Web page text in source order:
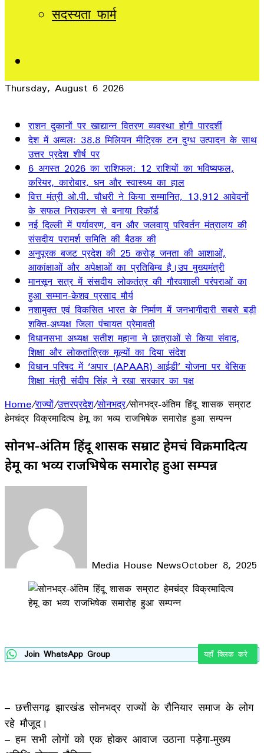
सदस्यता फार्म
Thursday, August 6 2026
राशन दुकानों पर खाद्यान्न वितरण व्यवस्था होगी पारदर्शी
देश में अव्वलः 38.8 मिलियन मीट्रिक टन दुग्ध उत्पादन के साथ
उत्तर प्रदेश शीर्ष पर
6 अगस्त 2026 का राशिफल: 12 राशियों का भविष्यफल,
करियर, कारोबार, धन और स्वास्थ्य का हाल
वित्त मंत्री ओ.पी. चौधरी ने किया सम्मानित, 13,912 आवेदनों
के सफल निराकरण से बनाया रिकॉर्ड
नई दिल्ली में पर्यावरण, वन और जलवायु परिवर्तन मंत्रालय की
संसदीय परामर्श समिति की बैठक की
अनुपूरक बजट प्रदेश की 25 करोड़ जनता की आशाओं,
आकांक्षाओं और अपेक्षाओं का प्रतिबिम्ब है।उप मुख्यमंत्री
मानसून सत्र में संसदीय लोकतंत्र की गौरवशाली परंपराओं का
हुआ सम्मान-केशव प्रसाद मौर्य
नशामुक्त एवं विकसित भारत के निर्माण में जनभागीदारी सबसे बड़ी
शक्ति-अध्यक्ष जिला पंचायत प्रेमावती
विधानसभा अध्यक्ष सतीश महाना ने छात्राओं से किया संवाद,
शिक्षा और लोकतांत्रिक मूल्यों का दिया संदेश
विधान परिषद में ‘अपार (APAAR) आईडी’ योजना पर बेसिक
शिक्षा मंत्री संदीप सिंह ने रखा सरकार का पक्ष
Home/राज्यों/उत्तरप्रदेश/सोनभद्र/सोनभद्र-अंतिम हिंदू शासक सम्राट
हेमचंद्र विक्रमादित्य हेमू का भव्य राजभिषेक समारोह हुआ सम्पन्न
सोनभद्र-अंतिम हिंदू शासक सम्राट हेमचंद्र विक्रमादित्य
हेमू का भव्य राजभिषेक समारोह हुआ सम्पन्न
Media House NewsOctober 8, 2025
Facebook
LinkedIn
WhatsApp
Telegram
Join WhatsApp Group यहाँ क्लिक करे
– छत्तीसगढ़ झारखंड सोनभद्र राज्यों के रौनियार समाज के लोग
रहे मौजूद।
– हम सभी लोगों को एक होकर आवाज उठाना पड़ेगा-मुख्य